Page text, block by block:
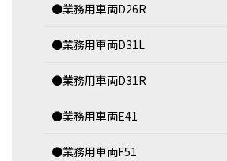
●業務用車両D26R
●業務用車両D31L
●業務用車両D31R
●業務用車両E41
●業務用車両F51